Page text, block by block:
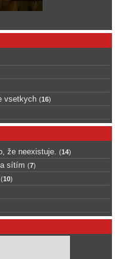
vsetkych (16)
že neexistuje. (14)
sítím (7)
(10)